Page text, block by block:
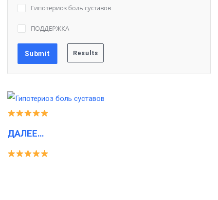
Гипотериоз боль суставов
ПОДДЕРЖКА
ДАЛЕЕ…